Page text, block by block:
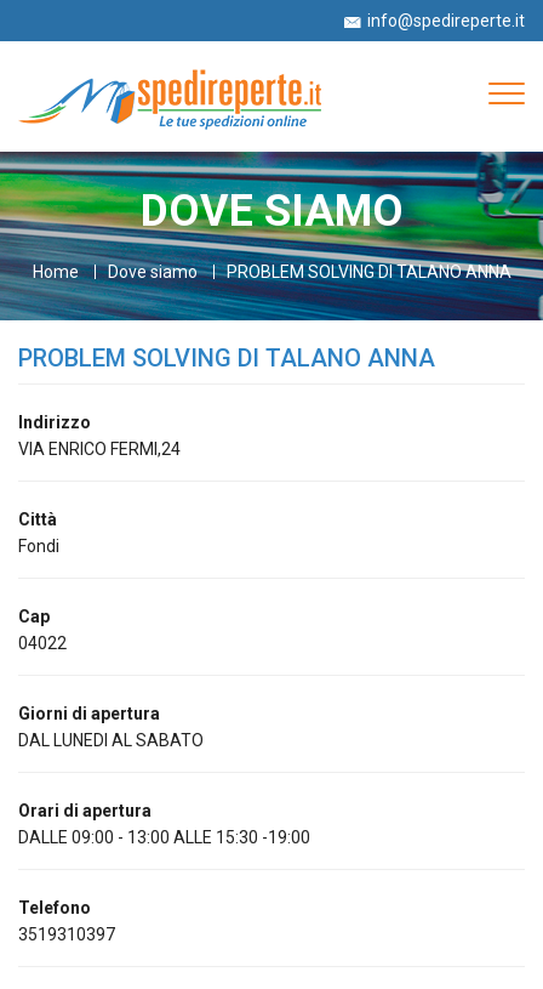
info@spedireperte.it
DOVE SIAMO
Home Dove siamo PROBLEM SOLVING DI TALANO ANNA
PROBLEM SOLVING DI TALANO ANNA
Indirizzo
VIA ENRICO FERMI,24
Città
Fondi
Cap
04022
Giorni di apertura
DAL LUNEDI AL SABATO
Orari di apertura
DALLE 09:00 - 13:00 ALLE 15:30 -19:00
Telefono
3519310397